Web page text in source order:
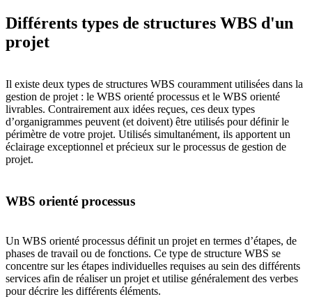
Différents types de structures WBS d'un
projet
Il existe deux types de structures WBS couramment utilisées dans la
gestion de projet : le WBS orienté processus et le WBS orienté
livrables. Contrairement aux idées reçues, ces deux types
d’organigrammes peuvent (et doivent) être utilisés pour définir le
périmètre de votre projet. Utilisés simultanément, ils apportent un
éclairage exceptionnel et précieux sur le processus de gestion de
projet.
WBS orienté processus
Un WBS orienté processus définit un projet en termes d’étapes, de
phases de travail ou de fonctions. Ce type de structure WBS se
concentre sur les étapes individuelles requises au sein des différents
services afin de réaliser un projet et utilise généralement des verbes
pour décrire les différents éléments.